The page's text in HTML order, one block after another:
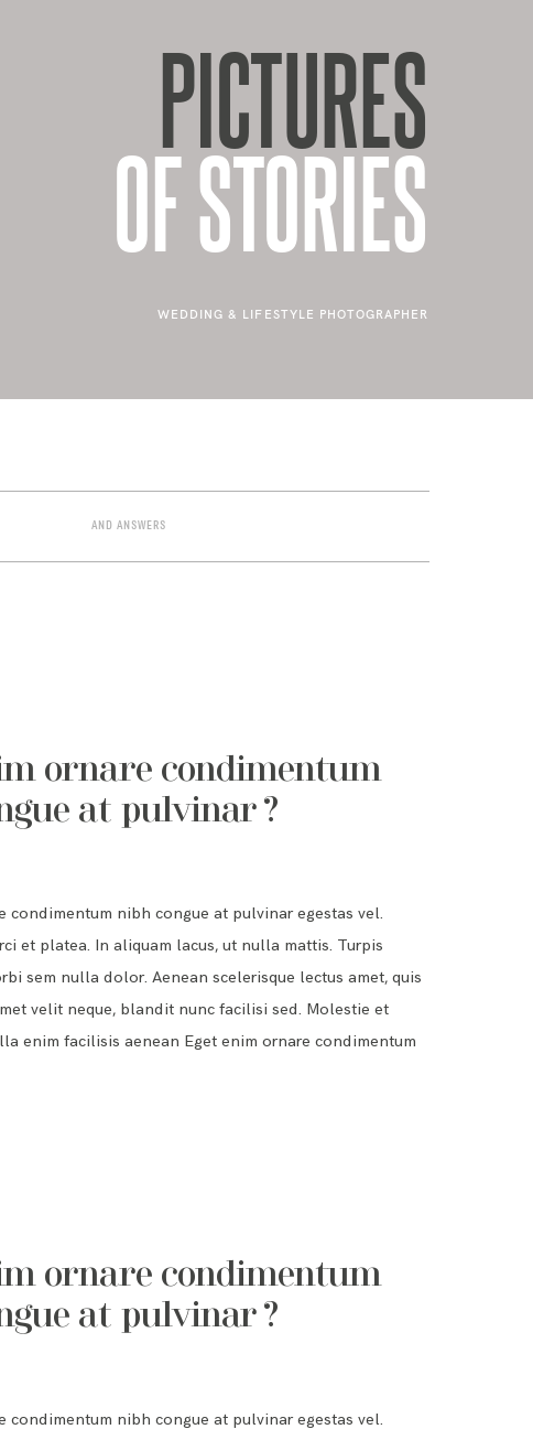
PICTURES
OF STORIES
WEDDING & LIFESTYLE PHOTOGRAPHER
AND ANSWERS
ornare condimentum
at pulvinar ?
condimentum nibh congue at pulvinar egestas vel.
et platea. In aliquam lacus, ut nulla mattis. Turpis
sem nulla dolor. Aenean scelerisque lectus amet, quis
velit neque, blandit nunc facilisi sed. Molestie et
enim facilisis aenean Eget enim ornare condimentum
ornare condimentum
at pulvinar ?
condimentum nibh congue at pulvinar egestas vel.